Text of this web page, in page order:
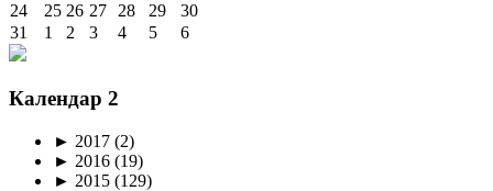
24
25 26 27 28 29
30
31
1 2 3 4 5 6
Календар 2
► 2017 (2)
► 2016 (19)
► 2015 (129)